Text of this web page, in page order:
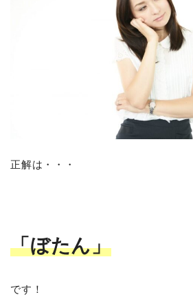
正解は・・・
「ぼたん」
です！